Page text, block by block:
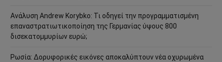
Ανάλυση Andrew Korybko: Τι οδηγεί την προγραμματισμένη
επαναστρατιωτικοποίηση της Γερμανίας ύψους 800
δισεκατομμυρίων ευρώ;
Ρωσία: Δορυφορικές εικόνες αποκαλύπτουν νέα οχυρωμένα